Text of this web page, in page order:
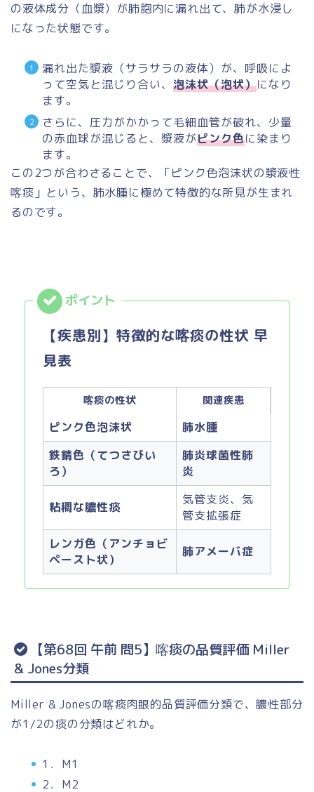
の液体成分（血漿）が肺胞内に漏れ出て、肺が水浸し
になった状態です。
漏れ出た漿液（サラサラの液体）が、呼吸によ
って空気と混じり合い、 泡沫状（泡状）になり
ます。
さらに、圧力がかかって毛細血管が破れ、少量
の赤血球が混じると、漿液がピンク色に染まり
ます。
この2つが合わさることで、「ピンク色泡沫状の漿液性
喀痰」という、肺水腫に極めて特徴的な所見が生まれ
るのです。
【疾患別】特徴的な喀痰の性状 早
見表
喀痰の性状 関連疾患
ピンク色泡沫状
肺水腫
鉄錆色（てつさびい
ろ）
肺炎球菌性肺
炎
粘稠な膿性痰
気管支炎、気
管支拡張症
レンガ色（アンチョビ
ペースト状）
肺アメーバ症
【第68回 午前 問5】喀痰の品質評価 Miller
& Jones分類
Miller & Jonesの喀痰肉眼的品質評価分類で、膿性部分
が1/2の痰の分類はどれか。
1．M1
2．M2